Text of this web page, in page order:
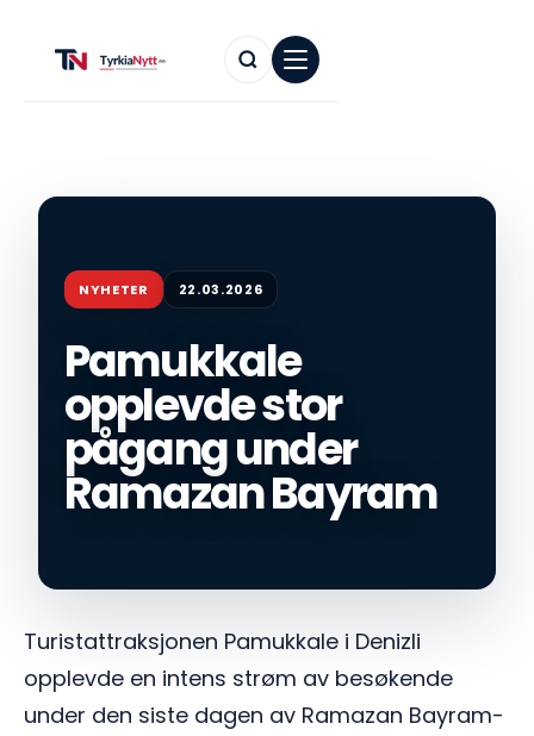
NYHETER 22.03.2026
Pamukkale
opplevde stor
pågang under
Ramazan Bayram
Turistattraksjonen Pamukkale i Denizli
opplevde en intens strøm av besøkende
under den siste dagen av Ramazan Bayram-